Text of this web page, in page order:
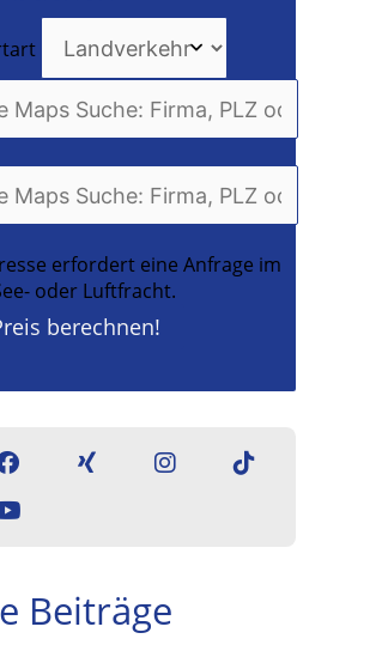
erfordert eine Anfrage im
oder Luftfracht.
berechnen!
Beiträge